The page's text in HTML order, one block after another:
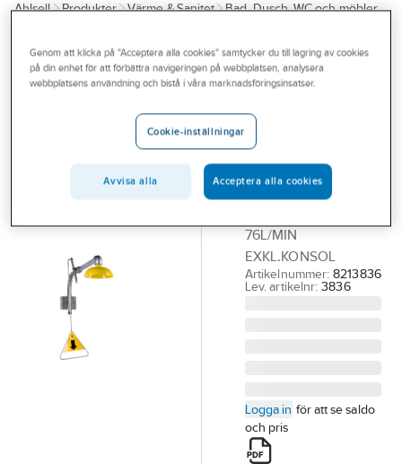
Kampanjer
Outlet
Branscher
Ahlsell Produkter Värme & Sanitet
Bad, Dusch, WC och möbler
KRUSMAN
Nöddusch
Krusman 3836,
väggmodell
KRUSMAN 3836
76L/MIN
EXKL.KONSOL
Artikelnummer: 8213836
Lev. artikelnr: 3836
Logga in för att se saldo
och pris
Genom att klicka på "Acceptera alla cookies" samtycker du till lagring av cookies
på din enhet för att förbättra navigeringen på webbplatsen, analysera
webbplatsens användning och bistå i våra marknadsföringsinsatser.
Cookie-inställningar
Avvisa alla Acceptera alla cookies